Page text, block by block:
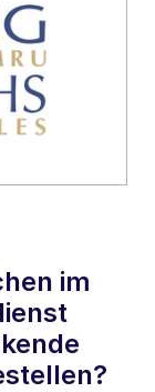
im